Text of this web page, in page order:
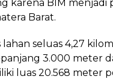
karena BIM menjadi
Barat.
lahan seluas 4,27
3.000 meter
luas 20.568 meter